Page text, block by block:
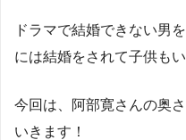
ドラマで結婚できない男
には結婚をされて子供も
今回は、阿部寛さんの奥
いきます！